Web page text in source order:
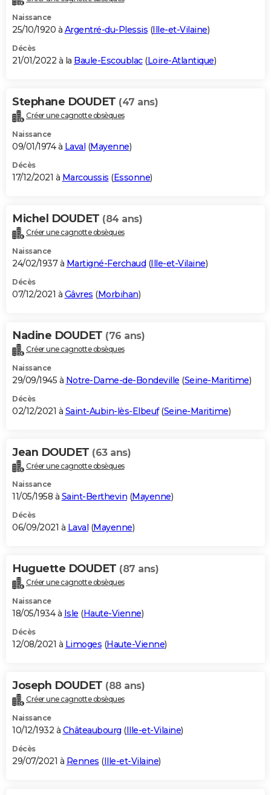
Naissance
25/10/1920 à Argentré-du-Plessis (Ille-et-Vilaine)
Décès
21/01/2022 à la Baule-Escoublac(Loire-Atlantique)
Stephane DOUDET (47 ans)
Créer une cagnotte obsèques
Naissance
09/01/1974 à Laval (Mayenne)
Décès
17/12/2021 à Marcoussis (Essonne)
Michel DOUDET (84 ans)
Créer une cagnotte obsèques
Naissance
24/02/1937 à Martigné-Ferchaud (Ille-et-Vilaine)
Décès
07/12/2021 à Gâvres (Morbihan)
Nadine DOUDET (76 ans)
Créer une cagnotte obsèques
Naissance
29/09/1945 à Notre-Dame-de-Bondeville (Seine-Maritime)
Décès
02/12/2021 à Saint-Aubin-lès-Elbeuf(Seine-Maritime)
Jean DOUDET (63 ans)
Créer une cagnotte obsèques
Naissance
11/05/1958 à Saint-Berthevin (Mayenne)
Décès
06/09/2021 à Laval (Mayenne)
Huguette DOUDET (87 ans)
Créer une cagnotte obsèques
Naissance
18/05/1934 à Isle (Haute-Vienne)
Décès
12/08/2021 à Limoges (Haute-Vienne)
Joseph DOUDET (88 ans)
Créer une cagnotte obsèques
Naissance
10/12/1932 à Châteaubourg (Ille-et-Vilaine)
Décès
29/07/2021 à Rennes (Ille-et-Vilaine)